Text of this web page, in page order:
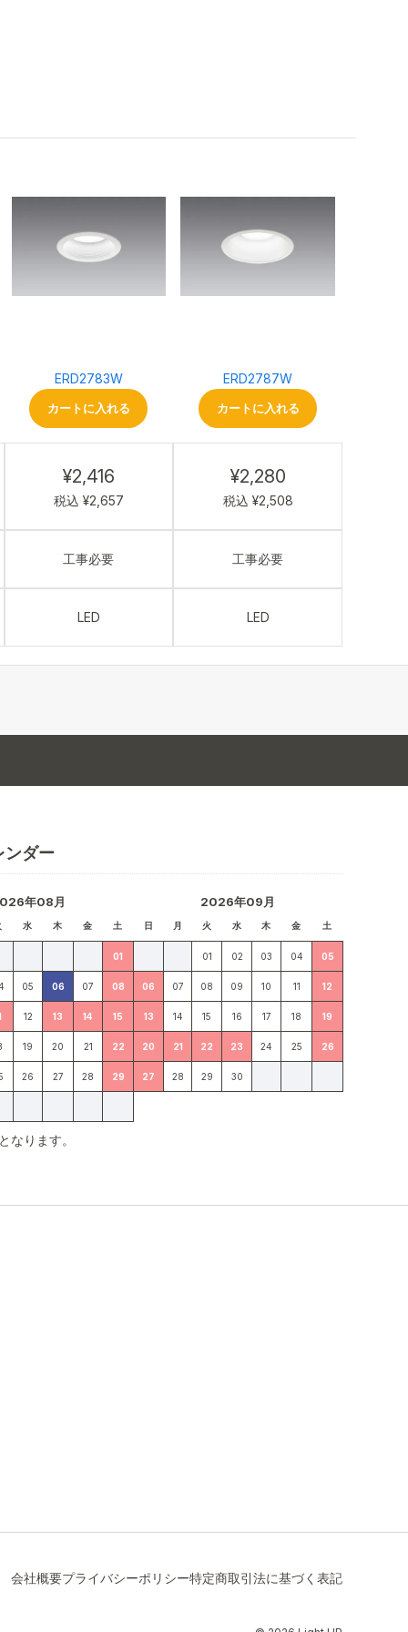
ERD2783W
カートに入れる
¥2,416
税込 ¥2,657
工事必要
LED
ERD2787W
カートに入れる
¥2,280
税込 ¥2,508
工事必要
LED
ンダー
年08月
水 木 金 土
01
05 06 07 08
12 13 14 15
19 20 21 22
26 27 28 29
2026年09月
日 月 火 水 木 金 土
01 02 03 04 05
06 07 08 09 10 11 12
13 14 15 16 17 18 19
20 21 22 23 24 25 26
27 28 29 30
なります。
会社概要プライバシーポリシー特定商取引法に基づく表記